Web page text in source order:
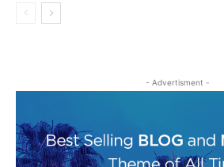
- Advertisment -